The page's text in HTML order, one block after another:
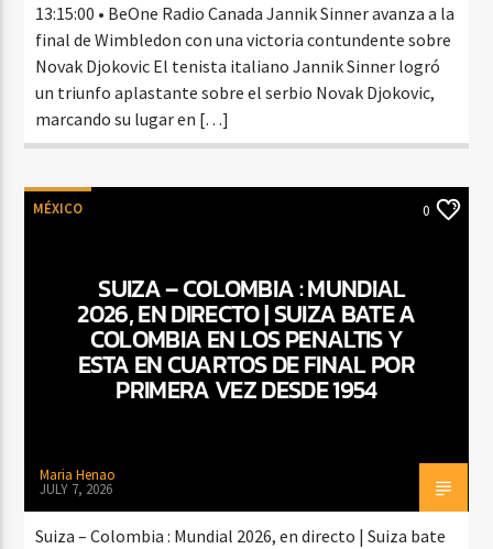
13:15:00 • BeOne Radio Canada Jannik Sinner avanza a la
final de Wimbledon con una victoria contundente sobre
Novak Djokovic El tenista italiano Jannik Sinner logró
un triunfo aplastante sobre el serbio Novak Djokovic,
marcando su lugar en […]
MÉXICO 0
SUIZA – COLOMBIA : MUNDIAL
2026, EN DIRECTO | SUIZA BATE A
COLOMBIA EN LOS PENALTIS Y
ESTA EN CUARTOS DE FINAL POR
PRIMERA VEZ DESDE 1954
Maria Henao
JULY 7, 2026
Suiza – Colombia : Mundial 2026, en directo | Suiza bate